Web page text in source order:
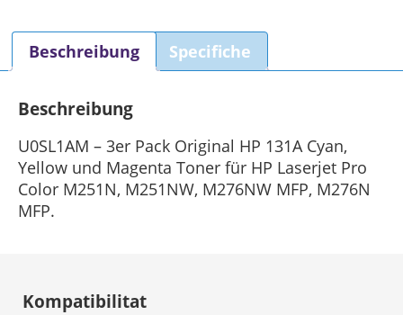
Originalfarben
Menge
Beschreibung Specifiche
Beschreibung
U0SL1AM – 3er Pack Original HP 131A Cyan,
Yellow und Magenta Toner für HP Laserjet Pro
Color M251N, M251NW, M276NW MFP, M276N
MFP.
Kompatibilitat